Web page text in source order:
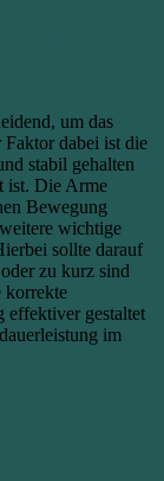
um das
dabei ist die
stabil gehalten
ist. Die Arme
Bewegung
wichtige
sollte darauf
zu kurz sind
korrekte
effektiver gestaltet
im